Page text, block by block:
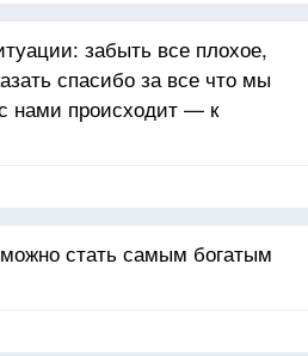
забыть все плохое,
спасибо за все что мы
нами происходит — к
стать самым богатым